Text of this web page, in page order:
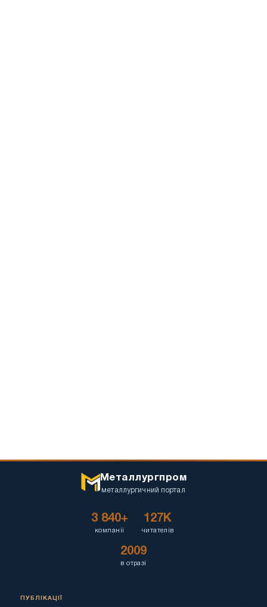
Металлургпром
металлургичний портал
3 840+
компанії
127K
читателів
2009
в отразі
ПУБЛІКАЦІЇ